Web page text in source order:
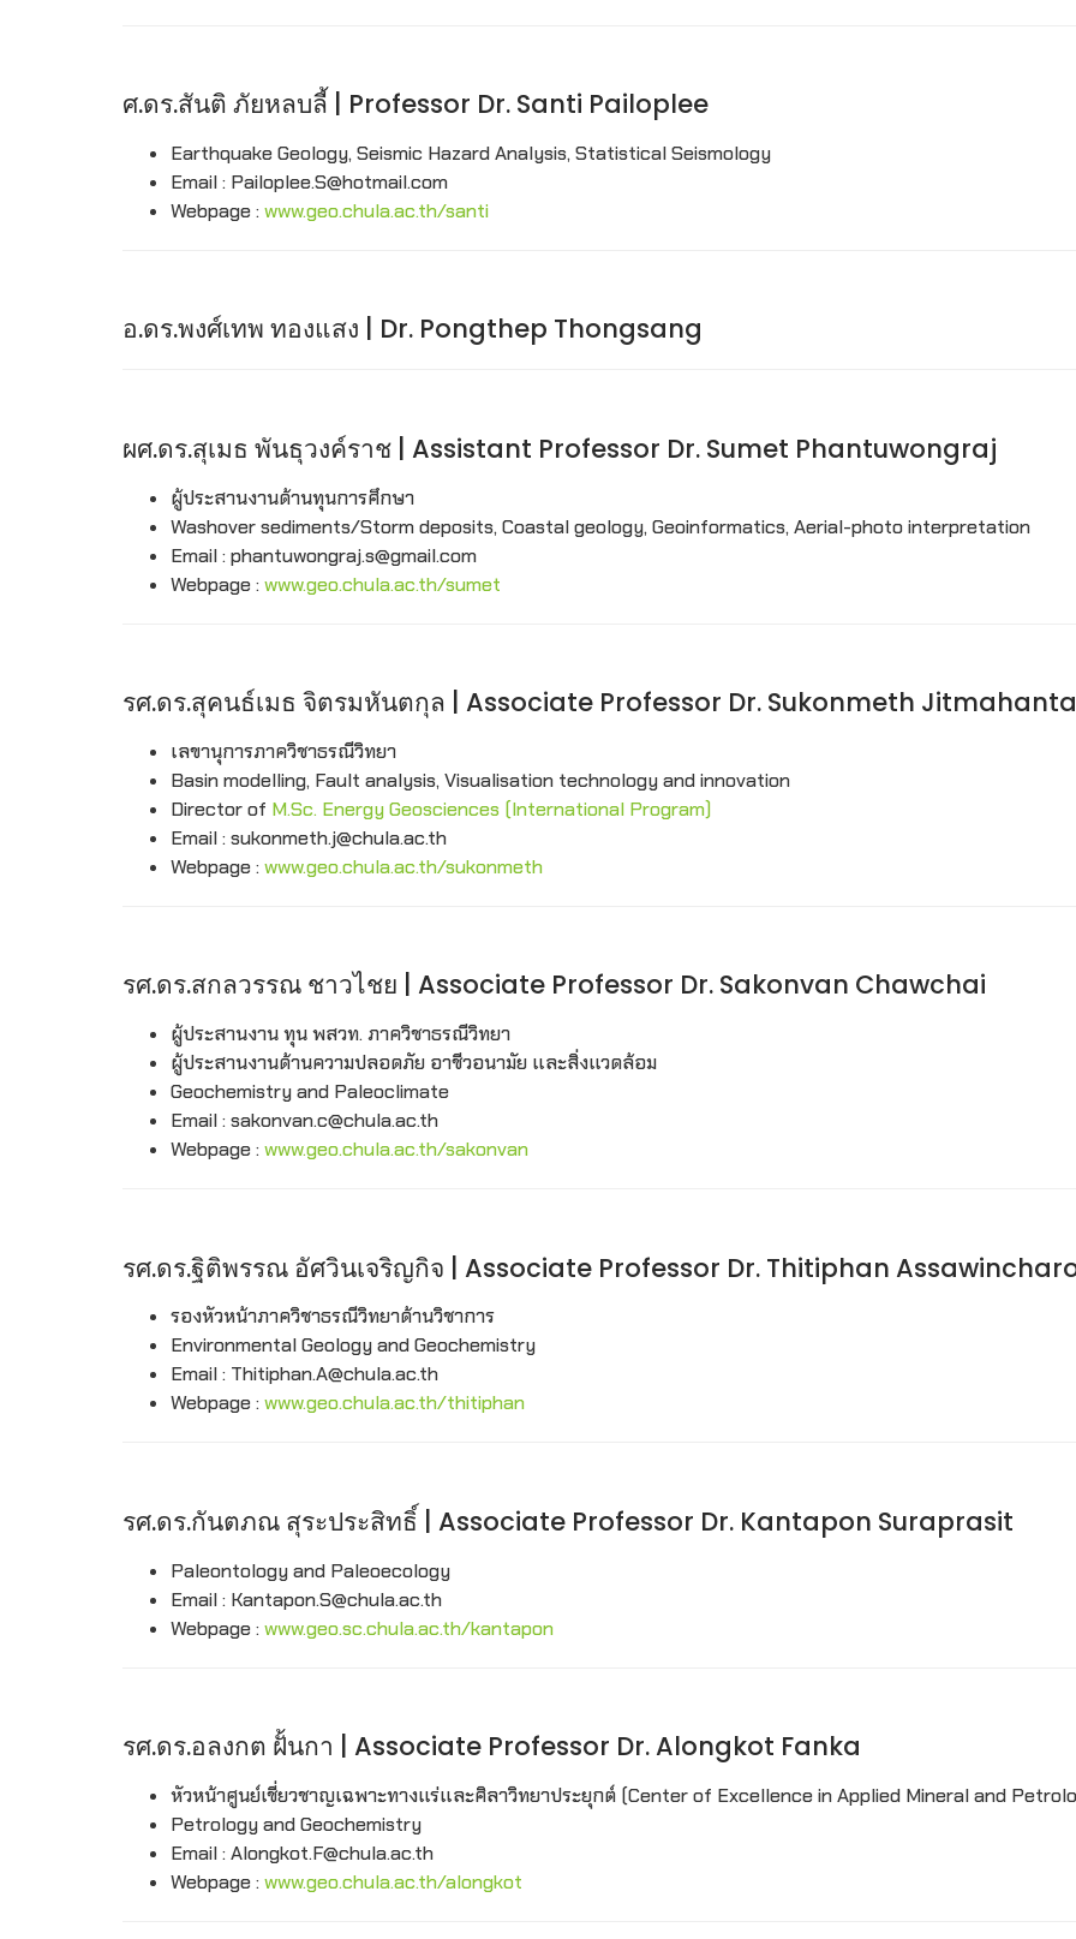
ศ.ดร.สันติ ภัยหลบลี้ | Professor Dr. Santi Pailoplee
Earthquake Geology, Seismic Hazard Analysis, Statistical Seismology
Email : Pailoplee.S@hotmail.com
Webpage : www.geo.chula.ac.th/santi
อ.ดร.พงศ์เทพ ทองแสง | Dr. Pongthep Thongsang
ผศ.ดร.สุเมธ พันธุวงค์ราช | Assistant Professor Dr. Sumet Phantuwongraj
ผู้ประสานงานด้านทุนการศึกษา
Washover sediments/Storm deposits, Coastal geology, Geoinformatics, Aerial-photo interpretation
Email : phantuwongraj.s@gmail.com
Webpage : www.geo.chula.ac.th/sumet
รศ.ดร.สุคนธ์เมธ จิตรมหันตกุล | Associate Professor Dr. Sukonmeth
เลขานุการภาควิชาธรณีวิทยา
Basin modelling, Fault analysis, Visualisation technology and innovation
Director of M.Sc. Energy Geosciences (International Program)
Email : sukonmeth.j@chula.ac.th
Webpage : www.geo.chula.ac.th/sukonmeth
รศ.ดร.สกลวรรณ ชาวไชย | Associate Professor Dr. Sakonvan Chawchai
ผู้ประสานงาน ทุน พสวท. ภาควิชาธรณีวิทยา
ผู้ประสานงานด้านความปลอดภัย อาชีวอนามัย และสิ่งแวดล้อม
Geochemistry and Paleoclimate
Email : sakonvan.c@chula.ac.th
Webpage : www.geo.chula.ac.th/sakonvan
รศ.ดร.ฐิติพรรณ อัศวินเจริญกิจ | Associate Professor Dr. Thitiphan
รองหัวหน้าภาควิชาธรณีวิทยาด้านวิชาการ
Environmental Geology and Geochemistry
Email : Thitiphan.A@chula.ac.th
Webpage : www.geo.chula.ac.th/thitiphan
รศ.ดร.กันตภณ สุระประสิทธิ์ | Associate Professor Dr. Kantapon Suraprasit
Paleontology and Paleoecology
Email : Kantapon.S@chula.ac.th
Webpage : www.geo.sc.chula.ac.th/kantapon
รศ.ดร.อลงกต ฝั้นกา | Associate Professor Dr. Alongkot Fanka
หัวหน้าศูนย์เชี่ยวชาญเฉพาะทางแร่และศิลาวิทยาประยุกต์ (Center of Excellence in Applied Mineral and
Petrology and Geochemistry
Email : Alongkot.F@chula.ac.th
Webpage : www.geo.chula.ac.th/alongkot